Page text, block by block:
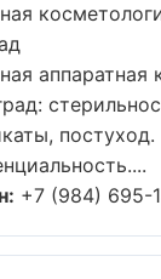
аппаратная
+7 (984) 695-